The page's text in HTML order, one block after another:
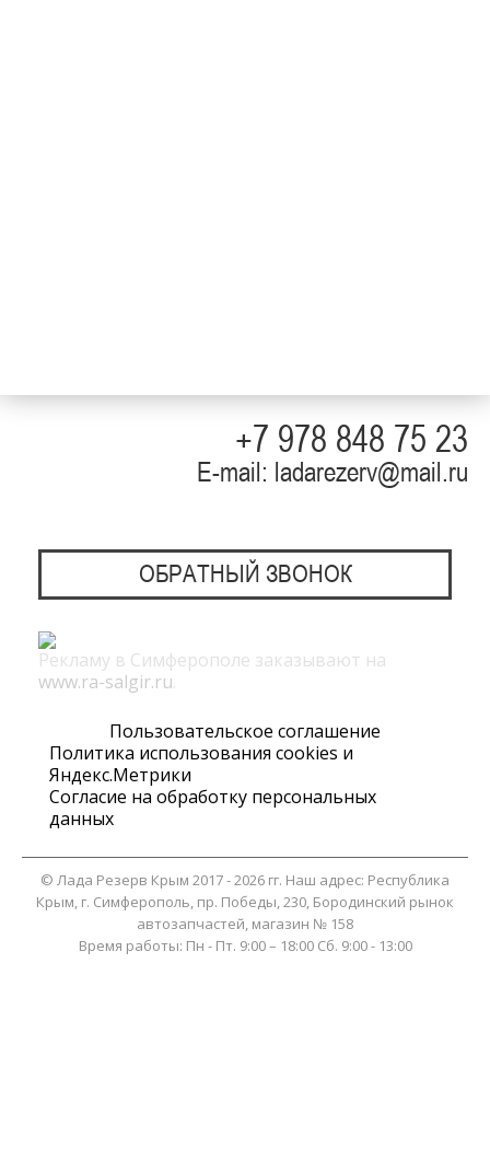
+7 978 848 75 23
E-mail: ladarezerv@mail.ru
ОБРАТНЫЙ ЗВОНОК
Рекламу в Симферополе заказывают на
www.ra-salgir.ru.
Пользовательское соглашение
Политика использования cookies и
Яндекс.Метрики
Согласие на обработку персональных
данных
© Лада Резерв Крым 2017 - 2026 гг. Наш адрес: Республика
Крым, г. Симферополь, пр. Победы, 230, Бородинский рынок
автозапчастей, магазин № 158
Время работы: Пн - Пт. 9:00 – 18:00 Сб. 9:00 - 13:00